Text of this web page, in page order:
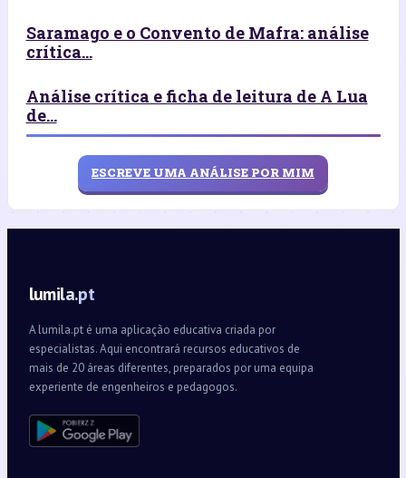
Saramago e o Convento de Mafra: análise
crítica...
Análise crítica e ficha de leitura de A Lua
de...
ESCREVE UMA ANÁLISE POR MIM
lumila.pt
A lumila.pt é uma aplicação educativa criada por
especialistas. Aqui encontrará recursos educativos de
mais de 20 áreas diferentes, preparados por uma equipa
experiente de engenheiros e pedagogos.